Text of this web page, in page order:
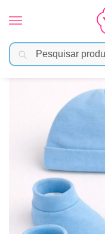
Início Moda Bebê / Kit